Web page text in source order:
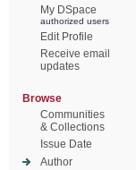
My DSpace
authorized users
Edit Profile
Receive email
updates
Browse
Communities
& Collections
Issue Date
Author